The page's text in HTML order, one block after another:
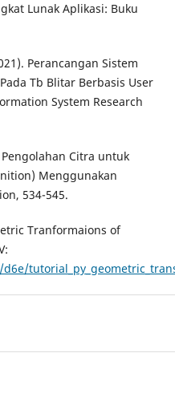
Lunak Aplikasi: Buku
Perancangan Sistem
Tb Blitar Berbasis User
System Research
Citra untuk
Menggunakan
534-545.
Tranformaions of